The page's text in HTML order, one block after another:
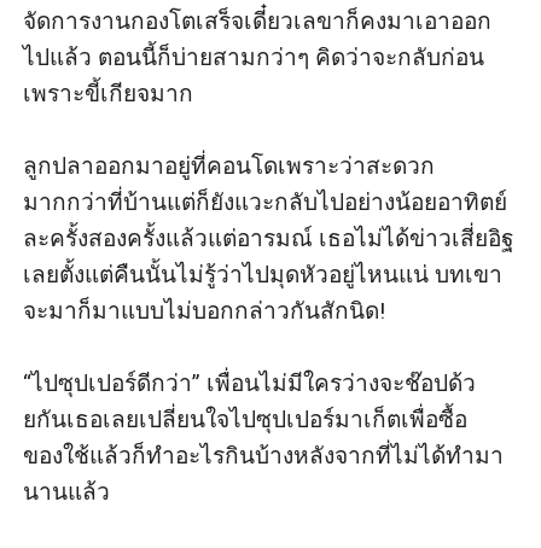
จัดการงานกองโตเสร็จเดี๋ยวเลขาก็คงมาเอาออก
ไปแล้ว ตอนนี้ก็บ่ายสามกว่าๆ คิดว่าจะกลับก่อน
เพราะขี้เกียจมาก
ลูกปลาออกมาอยู่ที่คอนโดเพราะว่าสะดวก
มากกว่าที่บ้านแต่ก็ยังแวะกลับไปอย่างน้อยอาทิตย์
ละครั้งสองครั้งแล้วแต่อารมณ์ เธอไม่ได้ข่าวเสี่ยอิฐ
เลยตั้งแต่คืนนั้นไม่รู้ว่าไปมุดหัวอยู่ไหนแน่ บทเขา
จะมาก็มาแบบไม่บอกกล่าวกันสักนิด!
“ไปซุปเปอร์ดีกว่า” เพื่อนไม่มีใครว่างจะช๊อปด้ว
ยกันเธอเลยเปลี่ยนใจไปซุปเปอร์มาเก็ตเพื่อซื้อ
ของใช้แล้วก็ทำอะไรกินบ้างหลังจากที่ไม่ได้ทำมา
นานแล้ว